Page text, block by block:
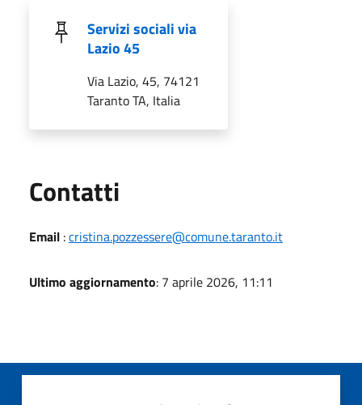
Servizi sociali via
Lazio 45
Via Lazio, 45, 74121
Taranto TA, Italia
Contatti
Email :cristina.pozzessere@comune.taranto.it
Ultimo aggiornamento: 7 aprile 2026, 11:11